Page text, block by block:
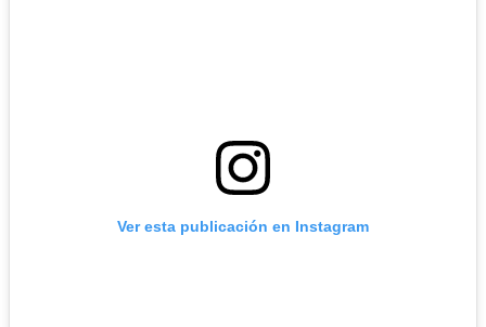
Ver esta publicación en Instagram